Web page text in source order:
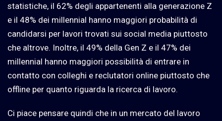
statistiche, il 62% degli appartenenti alla generazione Z
e il 48% dei millennial hanno maggiori probabilità di
candidarsi per lavori trovati sui social media piuttosto
che altrove. Inoltre, il 49% della Gen Z e il 47% dei
millennial hanno maggiori possibilità di entrare in
contatto con colleghi e reclutatori online piuttosto che
offline per quanto riguarda la ricerca di lavoro.
Ci piace pensare quindi che in un mercato del lavoro